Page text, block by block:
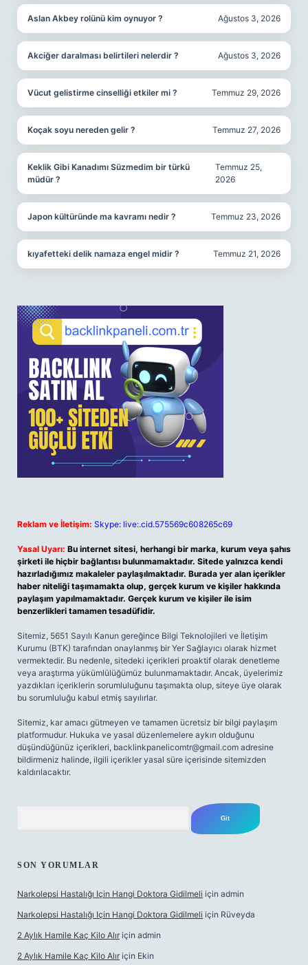
Aslan Akbey rolünü kim oynuyor ? Ağustos 3, 2026
Akciğer daralması belirtileri nelerdir ? Ağustos 3, 2026
Vücut gelistirme cinselliği etkiler mi ? Temmuz 29, 2026
Koçak soyu nereden gelir ? Temmuz 27, 2026
Keklik Gibi Kanadımı Süzmedim bir türkü
müdür ?
Temmuz 25,
2026
Japon kültüründe ma kavramı nedir ? Temmuz 23, 2026
kıyafetteki delik namaza engel midir ? Temmuz 21, 2026
Reklam ve İletişim: Skype: live:.cid.575569c608265c69
Yasal Uyarı: Bu internet sitesi, herhangi bir marka, kurum veya şahıs
şirketi ile hiçbir bağlantısı bulunmamaktadır. Sitede yalnızca kendi
hazırladığımız makaleler paylaşılmaktadır. Burada yer alan içerikler
haber niteliği taşımamakta olup, gerçek kurum ve kişiler hakkında
paylaşım yapılmamaktadır. Gerçek kurum ve kişiler ile isim
benzerlikleri tamamen tesadüfidir.
Sitemiz, 5651 Sayılı Kanun gereğince Bilgi Teknolojileri ve İletişim
Kurumu (BTK) tarafından onaylanmış bir Yer Sağlayıcı olarak hizmet
vermektedir. Bu nedenle, sitedeki içerikleri proaktif olarak denetleme
veya araştırma yükümlülüğümüz bulunmamaktadır. Ancak, üyelerimiz
yazdıkları içeriklerin sorumluluğunu taşımakta olup, siteye üye olarak
bu sorumluluğu kabul etmiş sayılırlar.
Sitemiz, kar amacı gütmeyen ve tamamen ücretsiz bir bilgi paylaşım
platformudur. Hukuka ve yasal düzenlemelere aykırı olduğunu
düşündüğünüz içerikleri, backlinkpanelicomtr@gmail.com adresine
bildirmeniz halinde, ilgili içerikler yasal süre içerisinde sitemizden
kaldırılacaktır.
SON YORUMLAR
Narkolepsi Hastalığı Için Hangi Doktora Gidilmeli için admin
Narkolepsi Hastalığı Için Hangi Doktora Gidilmeli için Rüveyda
2 Aylık Hamile Kaç Kilo Alır için admin
2 Aylık Hamile Kaç Kilo Alır için Ekin